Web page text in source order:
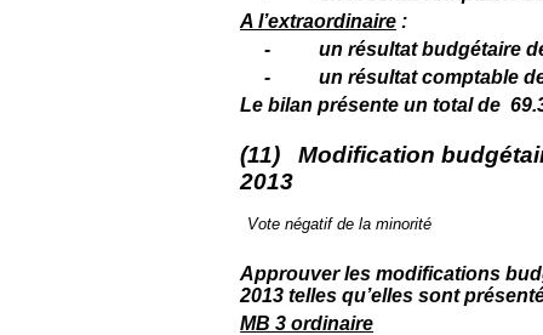
A l’extraordinaire :
-
un résultat budgétaire
-
un résultat comptable
Le bilan présente un total de
(11) Modification
2013
Vote négatif de la minorité
Approuver les modifications
2013 telles qu’elles sont
MB 3 ordinaire